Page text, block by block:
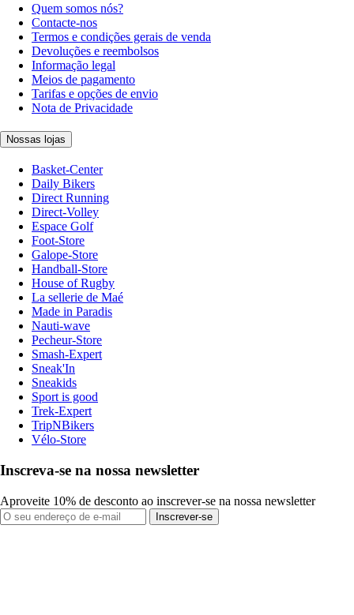
Quem somos nós?
Contacte-nos
Termos e condições gerais de venda
Devoluções e reembolsos
Informação legal
Meios de pagamento
Tarifas e opções de envio
Nota de Privacidade
Nossas lojas
Basket-Center
Daily Bikers
Direct Running
Direct-Volley
Espace Golf
Foot-Store
Galope-Store
Handball-Store
House of Rugby
La sellerie de Maé
Made in Paradis
Nauti-wave
Pecheur-Store
Smash-Expert
Sneak'In
Sneakids
Sport is good
Trek-Expert
TripNBikers
Vélo-Store
Inscreva-se na nossa newsletter
Aproveite 10% de desconto ao inscrever-se na nossa newsletter
Inscrever-se